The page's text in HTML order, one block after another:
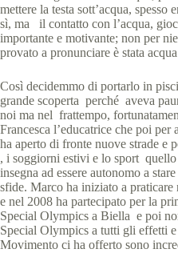
mettere la testa sott’acqua,
sì, ma il contatto con l’acqua,
importante e motivante; non per
provato a pronunciare è stata
Così decidemmo di portarlo in
grande scoperta perché aveva
noi ma nel frattempo,
Francesca l’educatrice che poi
ha aperto di fronte nuove strade e
, i soggiorni estivi e lo sport quello
insegna ad essere autonomo a
sfide. Marco ha iniziato a praticare
e nel 2008 ha partecipato per la
Special Olympics a Biella e poi
Special Olympics a tutti gli effetti
Movimento ci ha offerto sono